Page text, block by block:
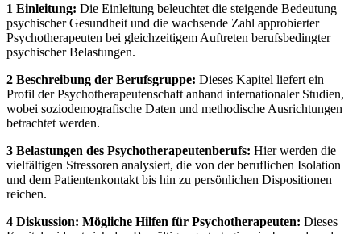
1 Einleitung: Die Einleitung beleuchtet die steigende Bedeutung
psychischer Gesundheit und die wachsende Zahl approbierter
Psychotherapeuten bei gleichzeitigem Auftreten berufsbedingter
psychischer Belastungen.
2 Beschreibung der Berufsgruppe: Dieses Kapitel liefert ein
Profil der Psychotherapeutenschaft anhand internationaler Studien,
wobei soziodemografische Daten und methodische Ausrichtungen
betrachtet werden.
3 Belastungen des Psychotherapeutenberufs: Hier werden die
vielfältigen Stressoren analysiert, die von der beruflichen Isolation
und dem Patientenkontakt bis hin zu persönlichen Dispositionen
reichen.
4 Diskussion: Mögliche Hilfen für Psychotherapeuten: Dieses